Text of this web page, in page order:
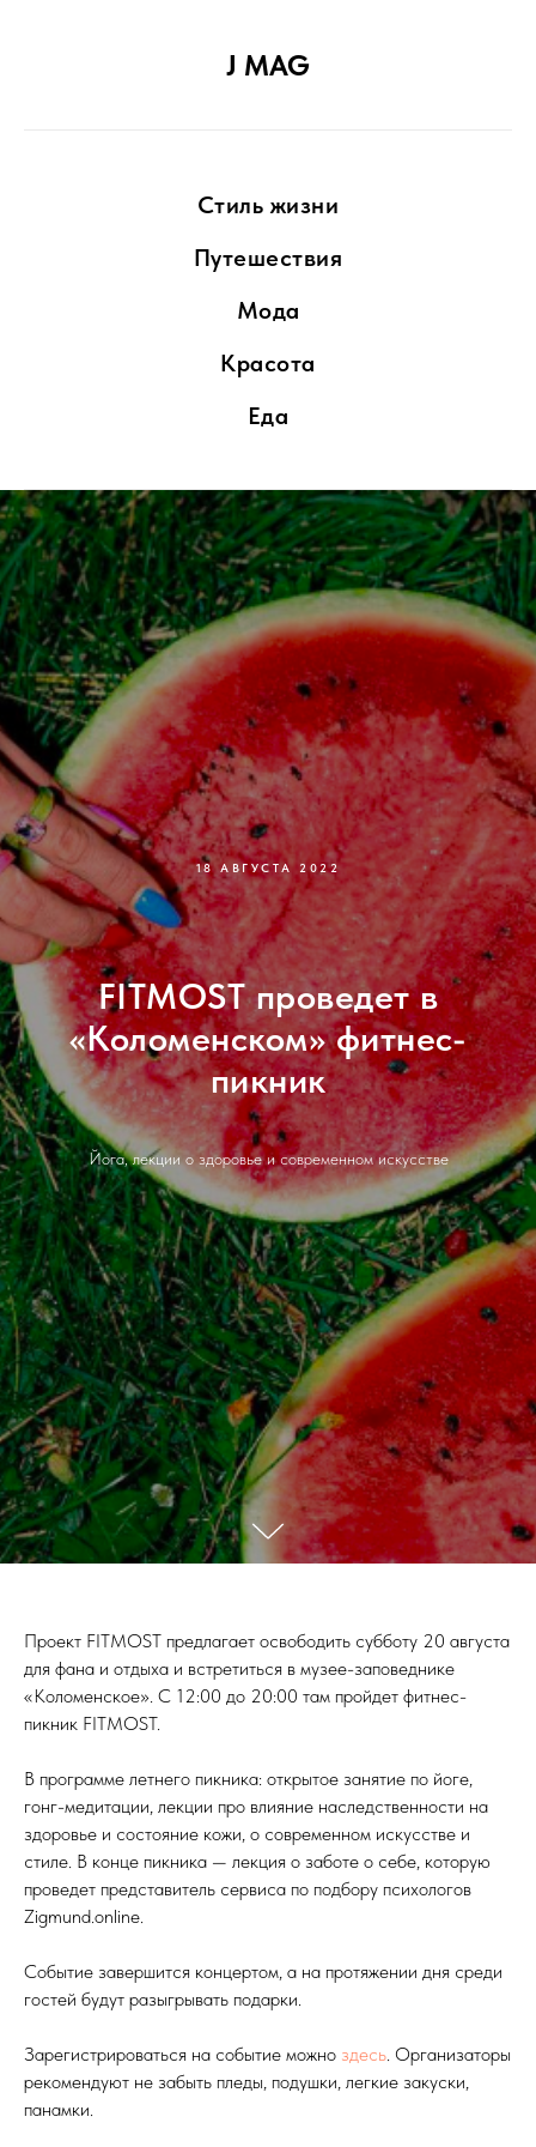
J MAG
Стиль жизни
Путешествия
Мода
Красота
Еда
18 АВГУСТА 2022
FITMOST проведет в
«Коломенском» фитнес-
пикник
Йога, лекции о здоровье и современном искусстве
Проект FITMOST предлагает освободить субботу 20 августа
для фана и отдыха и встретиться в музее-заповеднике
«Коломенское». С 12:00 до 20:00 там пройдет фитнес-
пикник FITMOST.
В программе летнего пикника: открытое занятие по йоге,
гонг-медитации, лекции про влияние наследственности на
здоровье и состояние кожи, о современном искусстве и
стиле. В конце пикника — лекция о заботе о себе, которую
проведет представитель сервиса по подбору психологов
Zigmund.online.
Событие завершится концертом, а на протяжении дня среди
гостей будут разыгрывать подарки.
Зарегистрироваться на событие можно здесь. Организаторы
рекомендуют не забыть пледы, подушки, легкие закуски,
панамки.